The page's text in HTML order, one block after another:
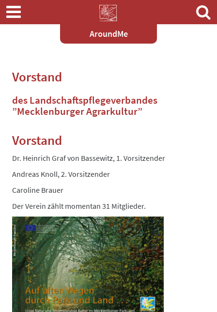
AroundMe
Vorstand
des Landschaftspflegeverbandes
”Mecklenburger Agrarkultur”
Vorstand
Dr. Heinrich Graf von Bassewitz, 1. Vorsitzender
Andreas Knoll, 2. Vorsitzender
Caroline Brauer
Der Verein zählt momentan 31 Mitglieder.